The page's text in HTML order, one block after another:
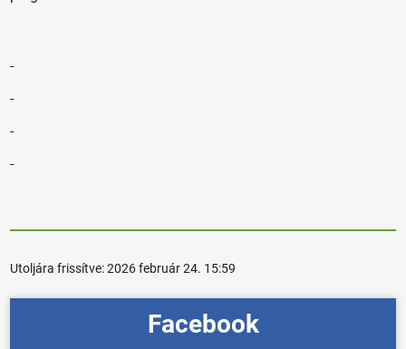
Utoljára frissítve:2026 február 24. 15:59
Facebook